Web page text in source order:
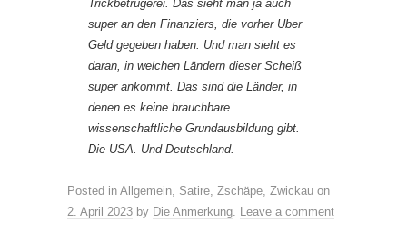
Trickbetrügerei. Das sieht man ja auch
super an den Finanziers, die vorher Uber
Geld gegeben haben. Und man sieht es
daran, in welchen Ländern dieser Scheiß
super ankommt. Das sind die Länder, in
denen es keine brauchbare
wissenschaftliche Grundausbildung gibt.
Die USA. Und Deutschland.
Posted in Allgemein, Satire, Zschäpe, Zwickau on
2. April 2023 by Die Anmerkung. Leave a comment